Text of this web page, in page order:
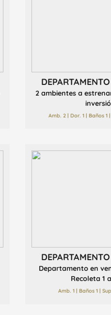
2 ambientes a
Amb. 2 | Dor. 1 | Baños 1
Departamento en
Recoleta 1
Amb. 1 | Baños 1 |